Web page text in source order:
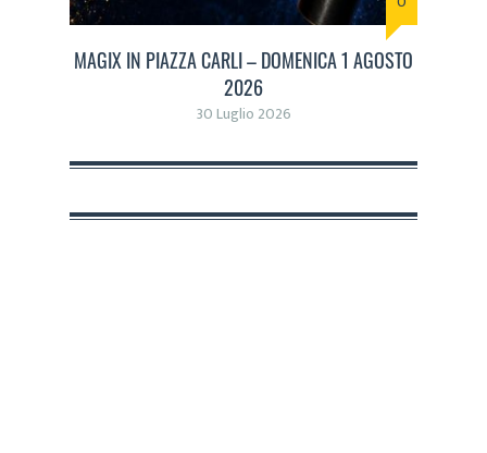
MAGIX IN PIAZZA CARLI – DOMENICA 1 AGOSTO
2026
30 Luglio 2026